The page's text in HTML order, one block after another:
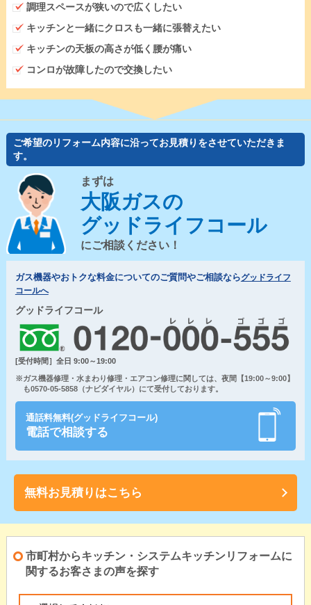
調理スペースが狭いので広くしたい
キッチンと一緒にクロスも一緒に張替えたい
キッチンの天板の高さが低く腰が痛い
コンロが故障したので交換したい
ご希望のリフォーム内容に沿ってお見積りをさせていただきま
す。
まずは
大阪ガスの
グッドライフコール
にご相談ください！
ガス機器やおトクな料金についてのご質問やご相談ならグッドライフ
コールへ
グッドライフコール
[受付時間］全日 9:00～19:00
※ガス機器修理・水まわり修理・エアコン修理に関しては、夜間【19:00～9:00】
も0570-05-5858（ナビダイヤル）にて受付しております。
通話料無料(グッドライフコール)
電話で相談する
無料お見積りはこちら
市町村からキッチン・システムキッチンリフォームに
関するお客さまの声を探す